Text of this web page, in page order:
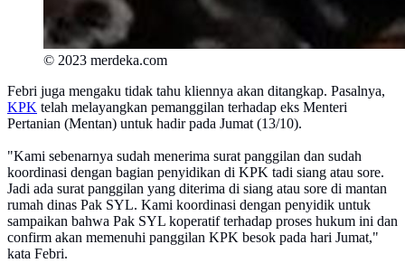
© 2023 merdeka.com
Febri juga mengaku tidak tahu kliennya akan ditangkap. Pasalnya,
KPK telah melayangkan pemanggilan terhadap eks Menteri
Pertanian (Mentan) untuk hadir pada Jumat (13/10).
"Kami sebenarnya sudah menerima surat panggilan dan sudah
koordinasi dengan bagian penyidikan di KPK tadi siang atau sore.
Jadi ada surat panggilan yang diterima di siang atau sore di mantan
rumah dinas Pak SYL. Kami koordinasi dengan penyidik untuk
sampaikan bahwa Pak SYL koperatif terhadap proses hukum ini dan
confirm akan memenuhi panggilan KPK besok pada hari Jumat,"
kata Febri.